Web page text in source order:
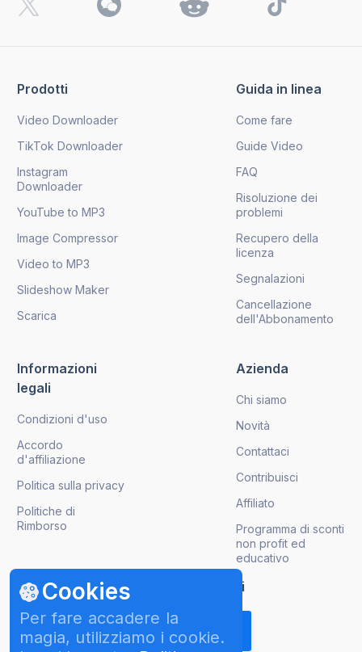
Cookies
Per fare accadere la
magia, utilizziamo i cookie.
Prodotti
Video Downloader
TikTok Downloader
Instagram
Downloader
YouTube to MP3
Image Compressor
Video to MP3
Slideshow Maker
Scarica
Guida in linea
Come fare
Guide Video
FAQ
Risoluzione dei
problemi
Recupero della
licenza
Segnalazioni
Cancellazione
dell'Abbonamento
Informazioni
legali
Condizioni d'uso
Accordo
d'affiliazione
Politica sulla privacy
Politiche di
Rimborso
Azienda
Chi siamo
Novità
Contattaci
Contribuisci
Affiliato
Programma di sconti
non profit ed
educativo
Ricevi gli aggiornamenti sui prodotti